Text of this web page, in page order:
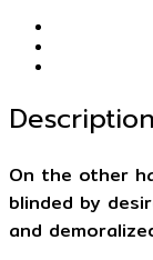
Description
On the other
blinded by
and